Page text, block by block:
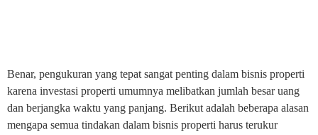
Benar, pengukuran yang tepat sangat penting dalam bisnis properti
karena investasi properti umumnya melibatkan jumlah besar uang
dan berjangka waktu yang panjang. Berikut adalah beberapa alasan
mengapa semua tindakan dalam bisnis properti harus terukur